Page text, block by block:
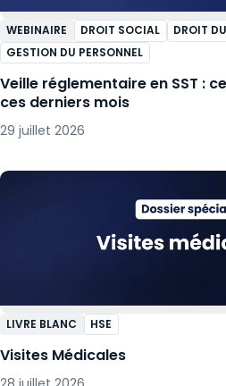
WEBINAIRE DROIT SOCIAL
DROIT
GESTION DU PERSONNEL
Veille réglementaire en SST :
ces derniers mois
29 juillet 2026
LIVRE BLANC HSE
Visites Médicales